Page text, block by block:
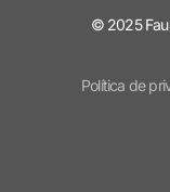
© 2025
Política de